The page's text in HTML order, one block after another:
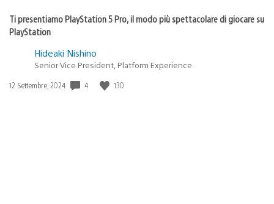
Ti presentiamo PlayStation 5 Pro, il modo più spettacolare di giocare su
PlayStation
Hideaki Nishino
Senior Vice President, Platform Experience
Data
12 Settembre, 2024 4 130